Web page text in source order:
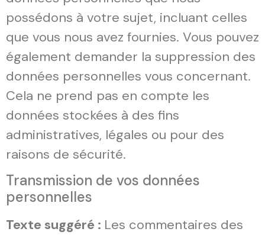
possédons à votre sujet, incluant celles
que vous nous avez fournies. Vous pouvez
également demander la suppression des
données personnelles vous concernant.
Cela ne prend pas en compte les
données stockées à des fins
administratives, légales ou pour des
raisons de sécurité.
Transmission de vos données
personnelles
Texte suggéré : Les commentaires des